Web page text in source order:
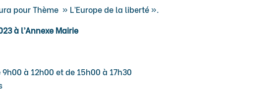
pour Thème » L’Europe de la liberté ».
à l’Annexe Mairie
9h00 à 12h00 et de 15h00 à 17h30